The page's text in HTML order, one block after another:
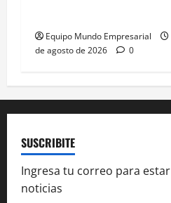
Equipo Mundo Empresarial
de agosto de 2026
0
SUSCRIBITE
Ingresa tu correo para
noticias